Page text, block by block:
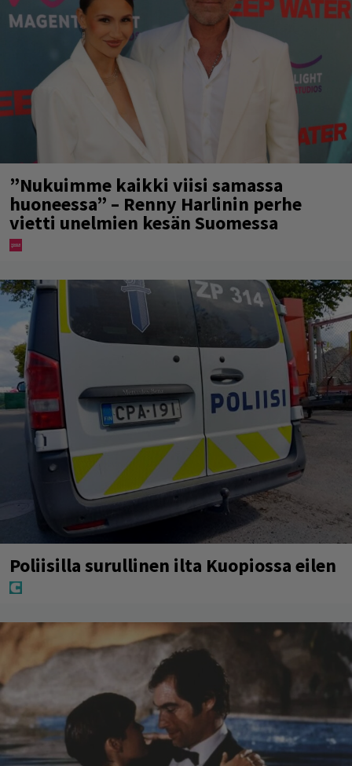
”Nukuimme kaikki viisi samassa
huoneessa” – Renny Harlinin perhe
vietti unelmien kesän Suomessa
Poliisilla surullinen ilta Kuopiossa eilen